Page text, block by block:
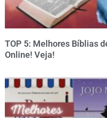
TOP 5: Melhores Bíblias
Online! Veja!